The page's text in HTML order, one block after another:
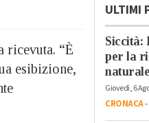
ricevuta. “È
esibizione,
ULTIMI
Siccità:
per la
naturale
Giovedì, 6
CRONACA-